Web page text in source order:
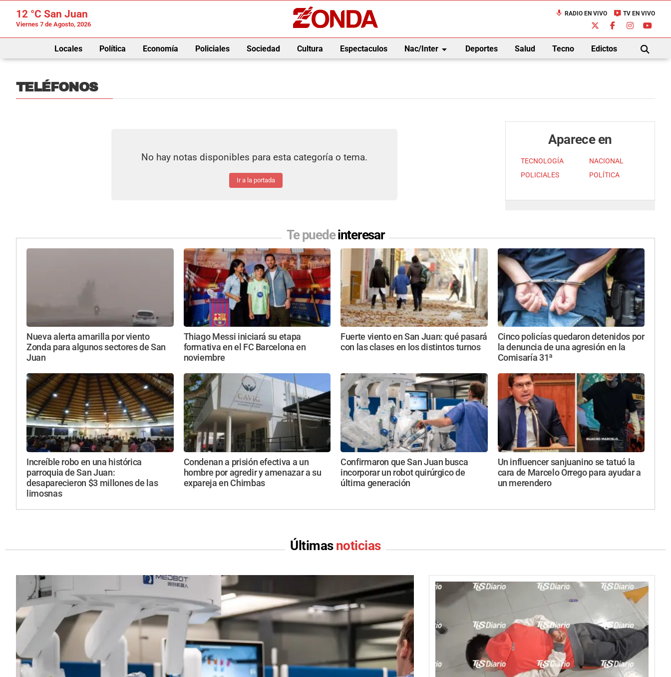
12 °C San Juan
Viernes 7 de Agosto, 2026
mic RADIO EN VIVO live_tv TV EN VIVO
Locales Política Economía Policiales Sociedad Cultura Espectaculos Nac/Interarrow_drop_down Deportes Salud Tecno Edictos
BUSCAR
TELÉFONOS
No hay notas disponibles para esta categoría o tema.
Ir a la portada
Aparece en
TECNOLOGÍA
POLICIALES
NACIONAL
POLÍTICA
Te puedeinteresar
Nueva alerta amarilla por viento
Zonda para algunos sectores de San
Juan
Thiago Messi iniciará su etapa
formativa en el FC Barcelona en
noviembre
Fuerte viento en San Juan: qué pasará
con las clases en los distintos turnos
Cinco policías quedaron detenidos por
la denuncia de una agresión en la
Comisaría 31ª
Increíble robo en una histórica
parroquia de San Juan:
desaparecieron $3 millones de las
limosnas
Condenan a prisión efectiva a un
hombre por agredir y amenazar a su
expareja en Chimbas
Confirmaron que San Juan busca
incorporar un robot quirúrgico de
última generación
Un influencer sanjuanino se tatuó la
cara de Marcelo Orrego para ayudar a
un merendero
Últimas noticias